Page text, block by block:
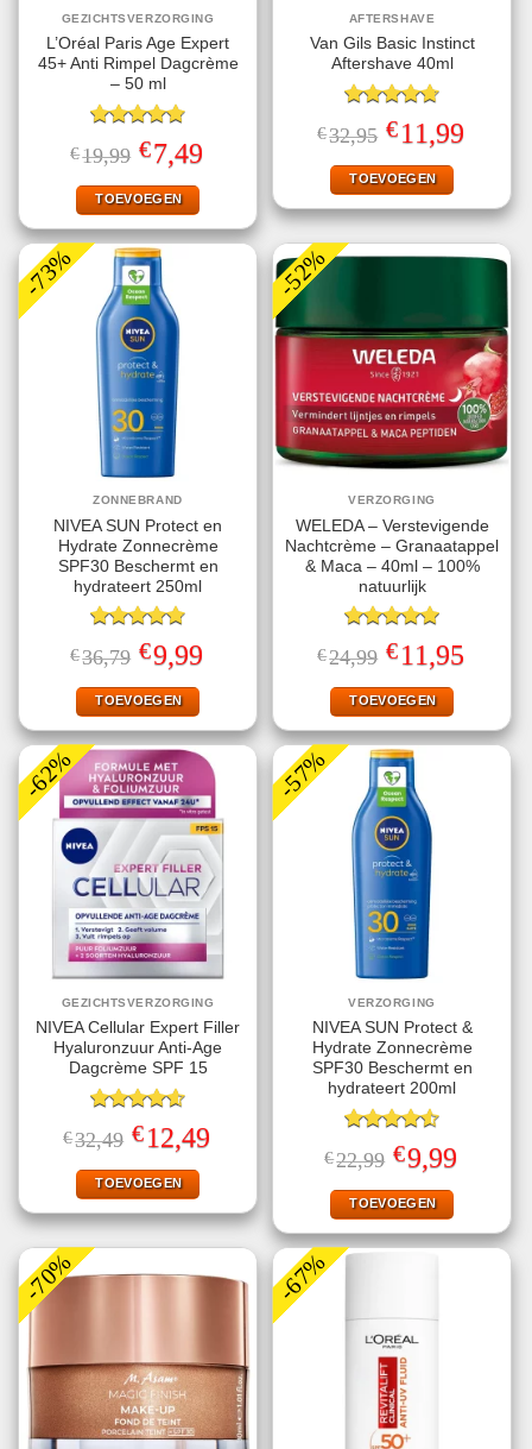
GEZICHTSVERZORGING
L’Oréal Paris Age Expert
45+ Anti Rimpel Dagcrème
– 50 ml
Gewaardeerd
4.80uit 5
€19,99 Oorspronkelijke
prijs
was:
€19,99.
€7,49Huidige
prijs
TOEVOEGEN
AFTERSHAVE
Van Gils Basic Instinct
Aftershave 40ml
Gewaardeerd
4.71uit 5
€32,95 Oorspronkelijke
prijs
was:
€32,95.
€11,99Huidige
prijs
TOEVOEGEN
-73%
ZONNEBRAND
NIVEA SUN Protect en
Hydrate Zonnecrème
SPF30 Beschermt en
hydrateert 250ml
Gewaardeerd
4.78uit 5
€36,79 Oorspronkelijke
prijs
was:
€36,79.
€9,99Huidige
prijs
TOEVOEGEN
-52%
VERZORGING
WELEDA – Verstevigende
Nachtcrème – Granaatappel
& Maca – 40ml – 100%
natuurlijk
Gewaardeerd
5.00uit 5
€24,99 Oorspronkelijke
prijs
was:
€24,99.
€11,95prijs
TOEVOEGEN
-62%
GEZICHTSVERZORGING
NIVEA Cellular Expert Filler
Hyaluronzuur Anti-Age
Dagcrème SPF 15
Gewaardeerd
4.60uit 5
€32,49 Oorspronkelijke
prijs
was:
€32,49.
€12,49Huidige
prijs
TOEVOEGEN
-57%
VERZORGING
NIVEA SUN Protect &
Hydrate Zonnecrème
SPF30 Beschermt en
hydrateert 200ml
Gewaardeerd
4.56uit 5
€22,99 Oorspronkelijke
prijs
was:
€22,99.
€9,99Huidige
prijs
TOEVOEGEN
-70% -67%